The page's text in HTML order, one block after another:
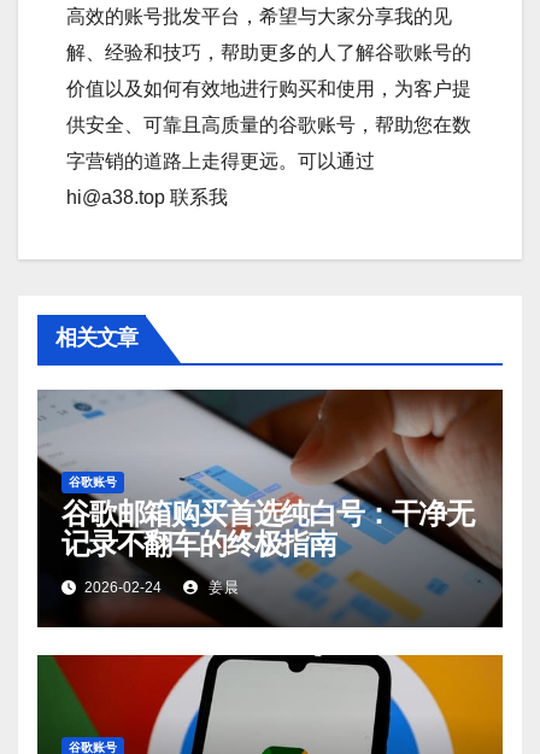
高效的账号批发平台，希望与大家分享我的见
解、经验和技巧，帮助更多的人了解谷歌账号的
价值以及如何有效地进行购买和使用，为客户提
供安全、可靠且高质量的谷歌账号，帮助您在数
字营销的道路上走得更远。可以通过
hi@a38.top 联系我
相关文章
谷歌账号
谷歌邮箱购买首选纯白号：干净无
记录不翻车的终极指南
2026-02-24 姜晨
谷歌账号